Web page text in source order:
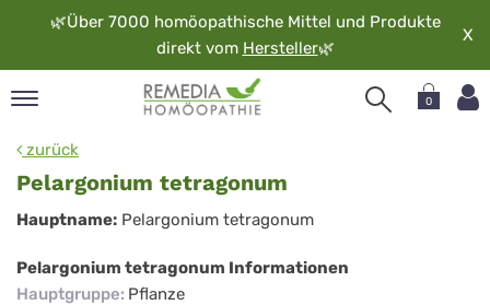
🌿Über 7000 homöopathische Mittel und Produkte
direkt vom Hersteller🌿
X
0
zurück
Pelargonium tetragonum
Pelargonium
tetragonum
Hauptname: Pelargonium tetragonum
Pelargonium tetragonum Informationen
Hauptgruppe: Pflanze